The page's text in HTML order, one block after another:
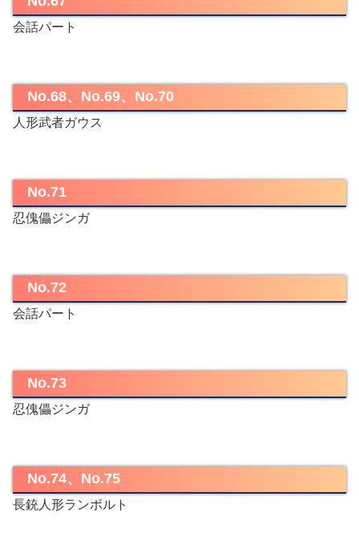
会話パート
No.68、No.69、No.70
人形武者ガウス
No.71
忍傀儡ジンガ
No.72
会話パート
No.73
忍傀儡ジンガ
No.74、No.75
長銃人形ランボルト